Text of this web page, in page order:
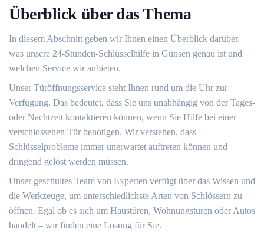
Überblick über das Thema
In diesem Abschnitt geben wir Ihnen einen Überblick darüber,
was unsere 24-Stunden-Schlüsselhilfe in Günsen genau ist und
welchen Service wir anbieten.
Unser Türöffnungsservice steht Ihnen rund um die Uhr zur
Verfügung.​ Das bedeutet, dass Sie uns unabhängig von der Tages-
oder Nachtzeit kontaktieren können, wenn Sie Hilfe bei einer
verschlossenen Tür benötigen.​ Wir verstehen, dass
Schlüsselprobleme immer unerwartet auftreten können und
dringend gelöst werden müssen.​
Unser geschultes Team von Experten verfügt über das Wissen und
die Werkzeuge, um unterschiedlichste Arten von Schlössern zu
öffnen. Egal ob es sich um Haustüren, Wohnungstüren oder Autos
handelt ‒ wir finden eine Lösung für Sie.​